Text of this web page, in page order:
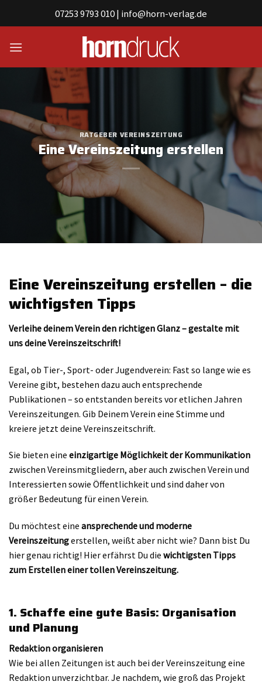
07253 9793 010| info@horn-verlag.de
RATGEBER VEREINSZEITUNG
Eine Vereinszeitung erstellen
Eine Vereinszeitung erstellen – die
wichtigsten Tipps
Verleihe deinem Verein den richtigen Glanz – gestalte mit
uns deine Vereinszeitschrift!
Egal, ob Tier-, Sport- oder Jugendverein: Fast so lange wie es
Vereine gibt, bestehen dazu auch entsprechende
Publikationen – so entstanden bereits vor etlichen Jahren
Vereinszeitungen. Gib Deinem Verein eine Stimme und
kreiere jetzt deine Vereinszeitschrift.
Sie bieten eine einzigartige Möglichkeit der Kommunikation
zwischen Vereinsmitgliedern, aber auch zwischen Verein und
Interessierten sowie Öffentlichkeit und sind daher von
größer Bedeutung für einen Verein.
Du möchtest eine ansprechende und moderne
Vereinszeitungerstellen, weißt aber nicht wie? Dann bist Du
hier genau richtig! Hier erfährst Du die wichtigsten Tipps
zum Erstellen einer tollen Vereinszeitung.
1. Schaffe eine gute Basis: Organisation
und Planung
Redaktion organisieren
Wie bei allen Zeitungen ist auch bei der Vereinszeitung eine
Redaktion unverzichtbar. Je nachdem, wie groß das Projekt